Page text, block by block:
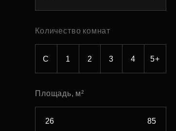
Рефинансирование
Количество комнат
С 1 2 3 4 5+
Площадь, м²